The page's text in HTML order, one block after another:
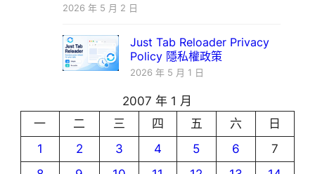
2026 年 5 月 2 日
Just Tab Reloader Privacy
Policy 隱私權政策
2026 年 5 月 1 日
2007 年 1 月
一
二 三 四 五 六
日
1
2 3 4 5 6
7